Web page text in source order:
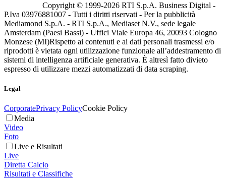
Copyright © 1999-2026 RTI S.p.A. Business Digital -
P.Iva 03976881007 - Tutti i diritti riservati - Per la pubblicità
Mediamond S.p.A. - RTI S.p.A., Mediaset N.V., sede legale
Amsterdam (Paesi Bassi) - Uffici Viale Europa 46, 20093 Cologno
Monzese (MI)Rispetto ai contenuti e ai dati personali trasmessi e/o
riprodotti è vietata ogni utilizzazione funzionale all’addestramento di
sistemi di intelligenza artificiale generativa. È altresì fatto divieto
espresso di utilizzare mezzi automatizzati di data scraping.
Legal
CorporatePrivacy PolicyCookie Policy
Media
Video
Foto
Live e Risultati
Live
Diretta Calcio
Risultati e Classifiche